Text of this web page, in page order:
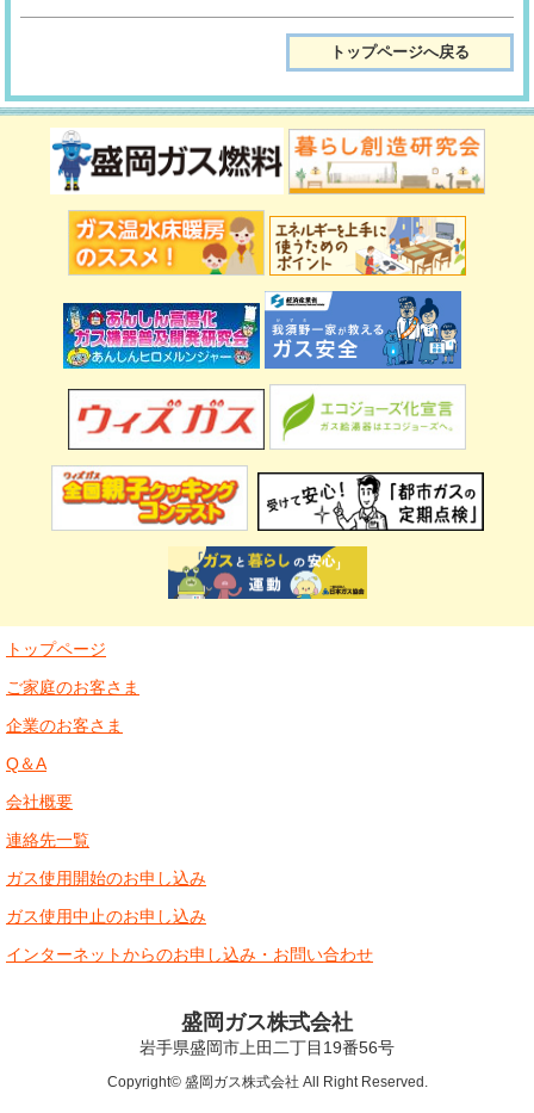
トップページへ戻る
トップページ
ご家庭のお客さま
企業のお客さま
Q＆A
会社概要
連絡先一覧
ガス使用開始のお申し込み
ガス使用中止のお申し込み
インターネットからのお申し込み・お問い合わせ
盛岡ガス株式会社
岩手県盛岡市上田二丁目19番56号
Copyright© 盛岡ガス株式会社 All Right Reserved.